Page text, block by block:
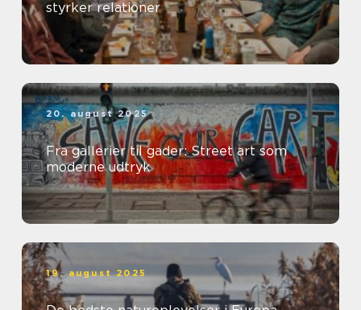
styrker relationer
20. august 2025
Fra gallerier til gader: Street art som
moderne udtryk
19. august 2025